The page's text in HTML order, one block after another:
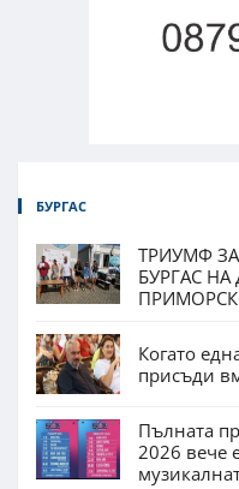
БУРГАС
ТРИУМФ
БУРГАС
Когато
присъди
Пълната
2026 вече